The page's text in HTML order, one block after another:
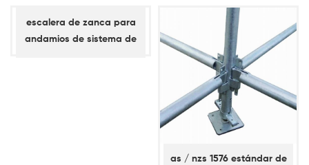
escalera de zanca para
andamios de sistema de
as / nzs 1576 estándar de